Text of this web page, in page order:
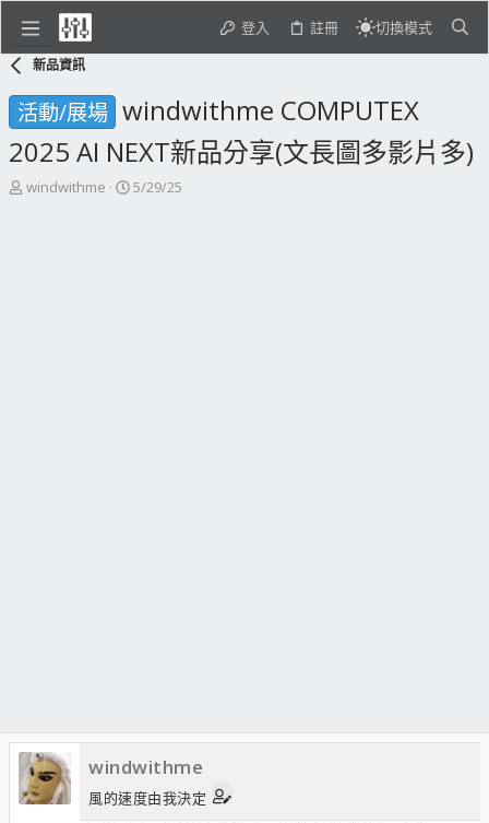
登入 註冊 切換模式
新品資訊
活動/展場 windwithme COMPUTEX
2025 AI NEXT新品分享(文長圖多影片多)
主
windwithme
開
5/29/25
windwithme
風的速度由我決定